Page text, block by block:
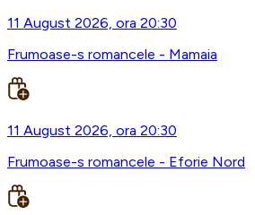
11 August 2026, ora 20:30
Frumoase-s romancele - Mamaia
11 August 2026, ora 20:30
Frumoase-s romancele - Eforie Nord